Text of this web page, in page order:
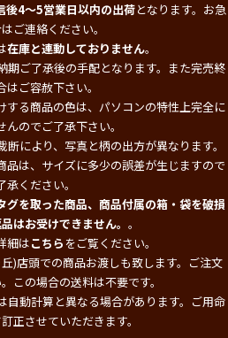
後4～5営業日以内の出荷となります。お急
ご連絡ください。
在庫と連動しておりません。
期ご了承後の手配となります。また完売終
はご容赦下さい。
する商品の色は、パソコンの特性上完全に
んのでご了承下さい。
により、写真と柄の出方が異なります。
品は、サイズに多少の誤差が生じますので
承ください。
グを取った商品、商品付属の箱・袋を破損
はお受けできません。 。
細はこちらをご覧ください。
)店頭での商品お渡しも致します。ご注文
この場合の送料は不要です。
自動計算と異なる場合があります。ご用命
正させていただきます。